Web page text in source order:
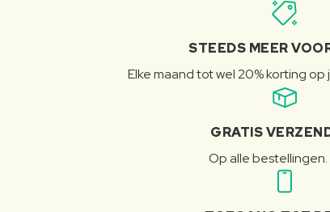
STEEDS MEER
Elke maand tot wel 20% korting
GRATIS
Op alle bestellingen.